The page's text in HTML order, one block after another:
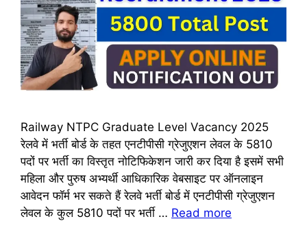
Railway NTPC Graduate Level Vacancy 2025
रेलवे में भर्ती बोर्ड के तहत एनटीपीसी ग्रेजुएशन लेवल के 5810
पदों पर भर्ती का विस्तृत नोटिफिकेशन जारी कर दिया है इसमें सभी
महिला और पुरुष अभ्यर्थी आधिकारिक वेबसाइट पर ऑनलाइन
आवेदन फॉर्म भर सकते हैं रेलवे भर्ती बोर्ड में एनटीपीसी ग्रेजुएशन
लेवल के कुल 5810 पदों पर भर्ती … Read more